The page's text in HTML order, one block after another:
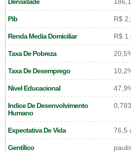
Densidade
Pib R$
Renda Media Domiciliar R$
Taxa De Pobreza
Taxa De Desemprego
Nivel Educacional
Indice De Desenvolvimento
Humano
0,783
Expectativa De Vida 76,5
Gentílico